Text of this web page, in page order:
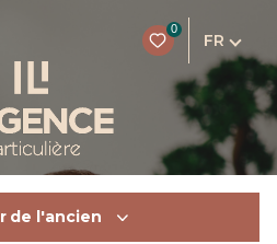
0
FR
de l'ancien